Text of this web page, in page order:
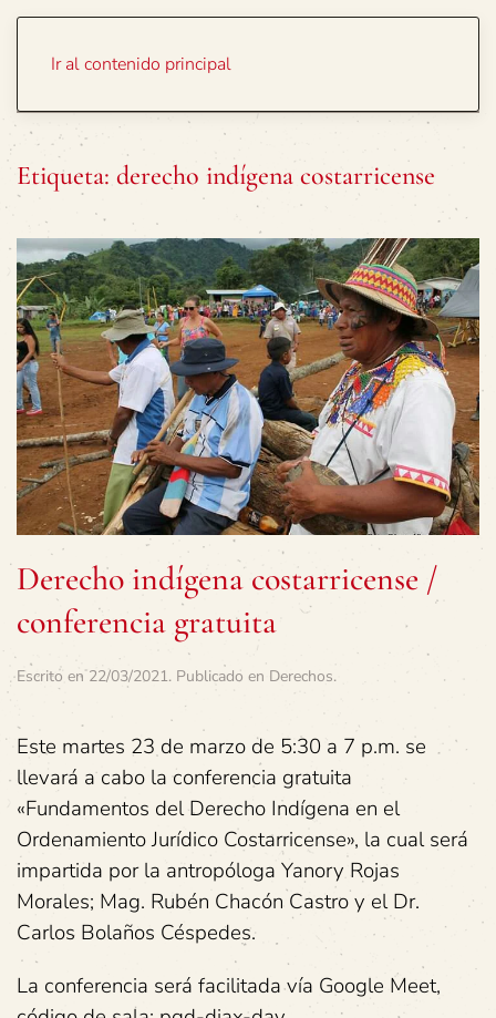
Ir al contenido principal
Etiqueta: derecho indígena costarricense
Derecho indígena costarricense /
conferencia gratuita
Escrito en22/03/2021. Publicado en Derechos.
Este martes 23 de marzo de 5:30 a 7 p.m. se
llevará a cabo la conferencia gratuita
«Fundamentos del Derecho Indígena en el
Ordenamiento Jurídico Costarricense», la cual será
impartida por la antropóloga Yanory Rojas
Morales; Mag. Rubén Chacón Castro y el Dr.
Carlos Bolaños Céspedes.
La conferencia será facilitada vía Google Meet,